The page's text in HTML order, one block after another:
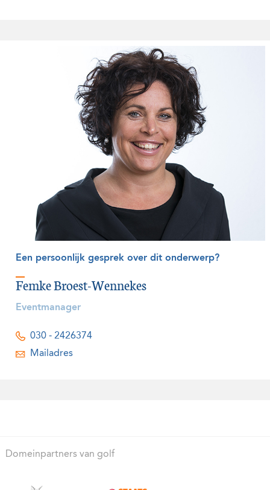
Een persoonlijk gesprek over dit onderwerp?
Femke Broest-Wennekes
Eventmanager
030 - 2426374
Mailadres
Domeinpartners van golf